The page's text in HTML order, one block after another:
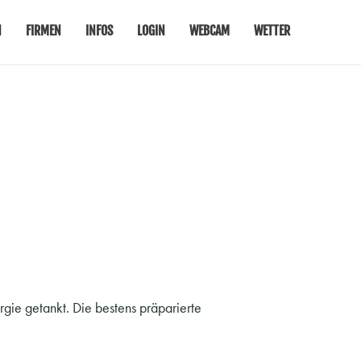
FIRMEN INFOS LOGIN WEBCAM WETTER
getankt. Die bestens präparierte